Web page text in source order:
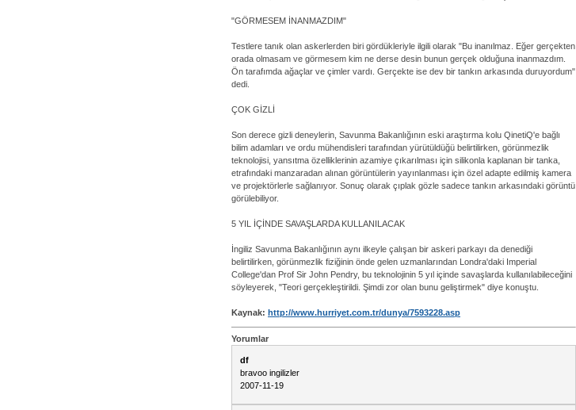
"GÖRMESEM İNANMAZDIM"
Testlere tanık olan askerlerden biri gördükleriyle ilgili olarak "Bu inanılmaz. Eğer gerçekten
orada olmasam ve görmesem kim ne derse desin bunun gerçek olduğuna inanmazdım.
Ön tarafımda ağaçlar ve çimler vardı. Gerçekte ise dev bir tankın arkasında duruyordum"
dedi.
ÇOK GİZLİ
Son derece gizli deneylerin, Savunma Bakanlığının eski araştırma kolu QinetiQ'e bağlı
bilim adamları ve ordu mühendisleri tarafından yürütüldüğü belirtilirken, görünmezlik
teknolojisi, yansıtma özelliklerinin azamiye çıkarılması için silikonla kaplanan bir tanka,
etrafındaki manzaradan alınan görüntülerin yayınlanması için özel adapte edilmiş kamera
ve projektörlerle sağlanıyor. Sonuç olarak çıplak gözle sadece tankın arkasındaki görüntü
görülebiliyor.
5 YIL İÇİNDE SAVAŞLARDA KULLANILACAK
İngiliz Savunma Bakanlığının aynı ilkeyle çalışan bir askeri parkayı da denediği
belirtilirken, görünmezlik fiziğinin önde gelen uzmanlarından Londra'daki Imperial
College'dan Prof Sir John Pendry, bu teknolojinin 5 yıl içinde savaşlarda kullanılabileceğini
söyleyerek, "Teori gerçekleştirildi. Şimdi zor olan bunu geliştirmek" diye konuştu.
Kaynak: http://www.hurriyet.com.tr/dunya/7593228.asp
Yorumlar
df
bravoo ingilizler
2007-11-19